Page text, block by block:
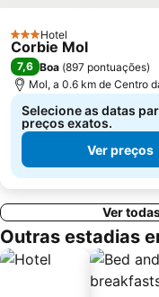
3 Estrelas
Hotel
Corbie Mol
7,6 Boa (897 pontuações)
Mol, a 0.6 km de Centro
Selecione as datas
preços exatos.
Ver preços
Ver
Outras estadias